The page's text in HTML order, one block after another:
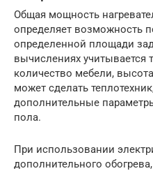
Общая мощность
определяет возможность
определенной площади
вычислениях учитывается
количество мебели,
может сделать
дополнительные
пола.
При использовании
дополнительного